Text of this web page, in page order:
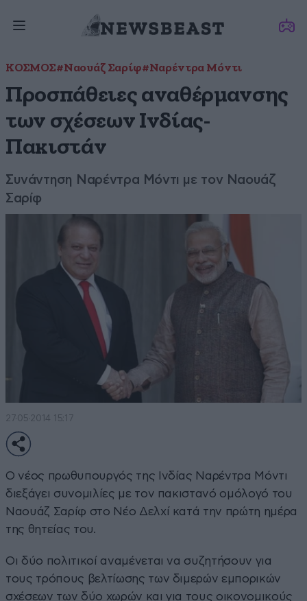
ΚΟΣΜΟΣ#Ναουάζ Σαρίφ#Ναρέντρα Μόντι
Προσπάθειες αναθέρμανσης
των σχέσεων Ινδίας-
Πακιστάν
Συνάντηση Ναρέντρα Μόντι με τον Ναουάζ
Σαρίφ
27·05·2014 15:17
Ο νέος πρωθυπουργός της Ινδίας Ναρέντρα Μόντι
διεξάγει συνομιλίες με τον πακιστανό ομόλογό του
Ναουάζ Σαρίφ στο Νέο Δελχί κατά την πρώτη ημέρα
της θητείας του.
Οι δύο πολιτικοί αναμένεται να συζητήσουν για
τους τρόπους βελτίωσης των διμερών εμπορικών
σχέσεων των δύο χωρών και για τους οικονομικούς